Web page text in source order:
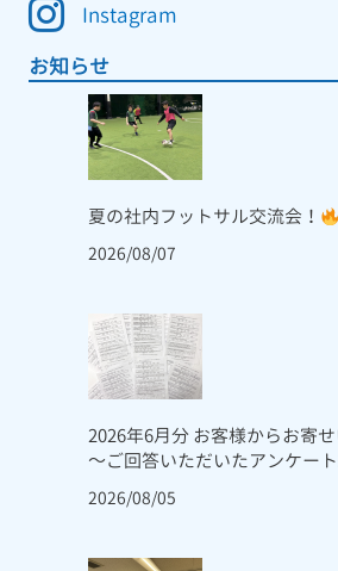
Instagram
お知らせ
夏の社内フットサル交流会！
2026/08/07
2026年6月分 お客様からお寄
～ご回答いただいたアンケー
2026/08/05